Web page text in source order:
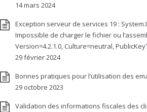
14 mars 2024
Exception serveur de services 19 :
Impossible de charger le fichier ou
Version=4.2.1.0, Culture=neutral,
29 février 2024
Bonnes pratiques pour l’utilisation des
29 octobre 2023
Validation des informations fiscales des